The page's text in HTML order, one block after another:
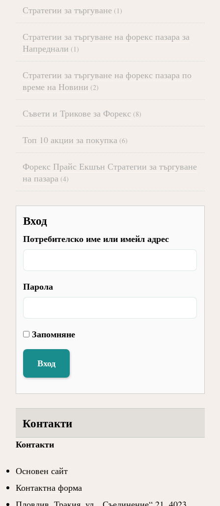
Стратегии за търгуване (1)
Стратегии за търгуване на форекс пазара за
Напреднали (1)
Стратегии за търгуване на форекс пазара по
време на Новини (2)
Съвети и Трикове за Форекс (8)
Топ 10 акции за покупка (6)
Форекс Прайс Екшън Стратегии за търгуване
на пазара (4)
Вход
Потребителско име или имейл адрес
Парола
Запомняне
Вход
Контакти
Контакти
Основен сайт
Контактна форма